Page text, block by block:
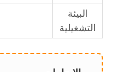
البيئة
التشغيلية